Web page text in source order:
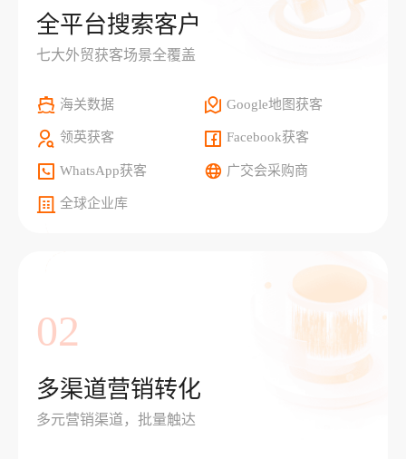
全平台搜索客户
七大外贸获客场景全覆盖
海关数据 Google地图获客
领英获客 Facebook获客
WhatsApp获客 广交会采购商
全球企业库
02
多渠道营销转化
多元营销渠道，批量触达